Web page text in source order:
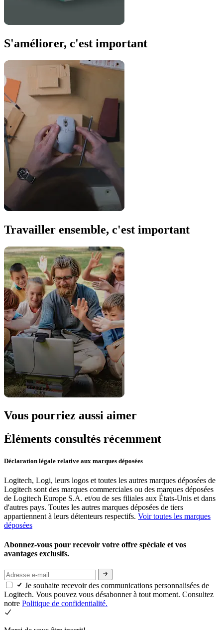
S'améliorer, c'est important
Travailler ensemble, c'est important
Vous pourriez aussi aimer
Éléments consultés récemment
Déclaration légale relative aux marques déposées
Logitech, Logi, leurs logos et toutes les autres marques déposées de
Logitech sont des marques commerciales ou des marques déposées
de Logitech Europe S.A. et/ou de ses filiales aux États-Unis et dans
d'autres pays. Toutes les autres marques déposées de tiers
appartiennent à leurs détenteurs respectifs. Voir toutes les marques
déposées
Abonnez-vous pour recevoir votre offre spéciale et vos
avantages exclusifs.
Je souhaite recevoir des communications personnalisées de
Logitech. Vous pouvez vous désabonner à tout moment. Consultez
notre Politique de confidentialité.